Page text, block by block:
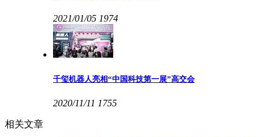
2021/01/05 1974
千玺机器人亮相“中国科技第一展”高交会
2020/11/11 1755
相关文章